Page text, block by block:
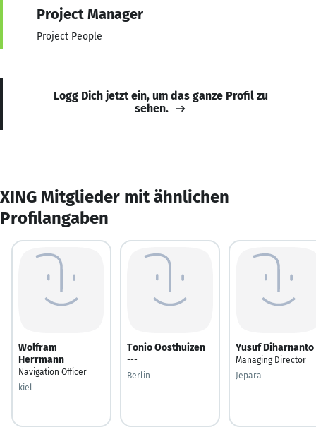
Project Manager
Project People
Logg Dich jetzt ein, um das ganze Profil zu
sehen.
XING Mitglieder mit ähnlichen
Profilangaben
Wolfram
Herrmann
Navigation Officer
kiel
Tonio Oosthuizen
---
Berlin
Yusuf Diharnanto
Managing Director
Jepara